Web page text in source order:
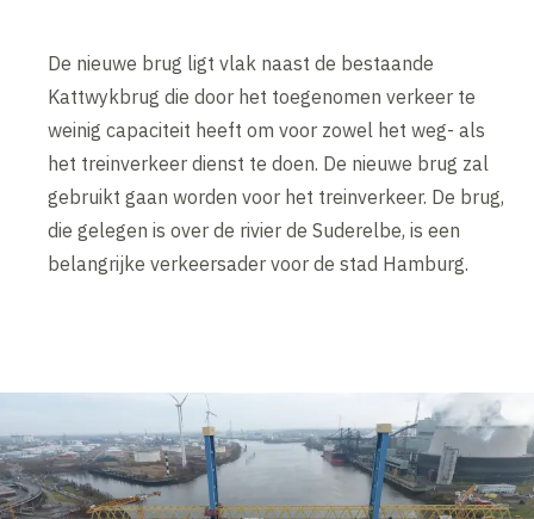
De nieuwe brug ligt vlak naast de bestaande
Kattwykbrug die door het toegenomen verkeer te
weinig capaciteit heeft om voor zowel het weg- als
het treinverkeer dienst te doen. De nieuwe brug zal
gebruikt gaan worden voor het treinverkeer. De brug,
die gelegen is over de rivier de Suderelbe, is een
belangrijke verkeersader voor de stad Hamburg.